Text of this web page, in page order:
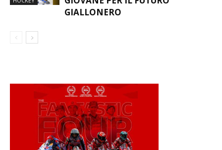
GIALLONERO